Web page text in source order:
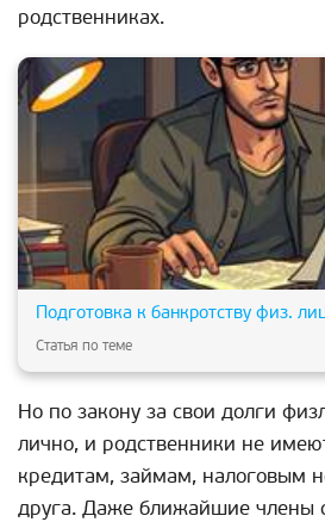
родственниках.
Подготовка к банкротству физ.
Статья по теме
Но по закону за свои долги
лично, и родственники не
кредитам, займам, налоговым
друга. Даже ближайшие члены